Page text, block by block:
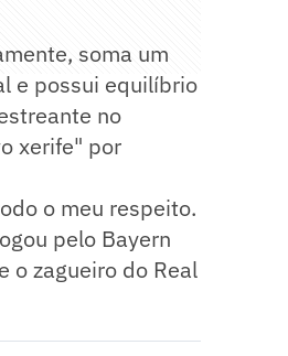
soma um
e possui equilíbrio
no
xerife" por
o meu respeito.
pelo Bayern
o zagueiro do Real